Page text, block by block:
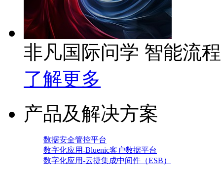
非凡国际问学 智能流
了解更多
产品及解决方案
数据安全管控平台
数字化应用-Bluenic客户数据平台
数字化应用-云捷集成中间件（ESB）